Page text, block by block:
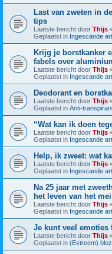
Last van zweten in
tips
Laatste bericht door Thijs
Geplaatst in Ingescande
Krijg je borstkanker
fabels over
Laatste bericht door Thijs
Geplaatst in Ingescande
Deodorant en
Laatste bericht door Thijs
Geplaatst in Anti-
“Wat kan ik doen
Laatste bericht door Thijs
Geplaatst in Ingescande
Help, ik zweet: wat
Laatste bericht door Thijs
Geplaatst in Ingescande
Na 25 jaar met
het leven van het
Laatste bericht door Thijs
Geplaatst in Ingescande
Je kunt veel
Laatste bericht door Thijs
Geplaatst in (Extreem)